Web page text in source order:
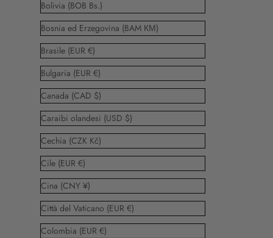
Bolivia (BOB Bs.)
Bosnia ed Erzegovina (BAM КМ)
Brasile (EUR €)
Bulgaria (EUR €)
Canada (CAD $)
Caraibi olandesi (USD $)
Cechia (CZK Kč)
Cile (EUR €)
Cina (CNY ¥)
Città del Vaticano (EUR €)
Colombia (EUR €)